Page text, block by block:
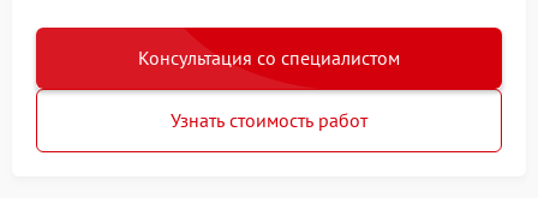
Консультация со специалистом
Узнать стоимость работ